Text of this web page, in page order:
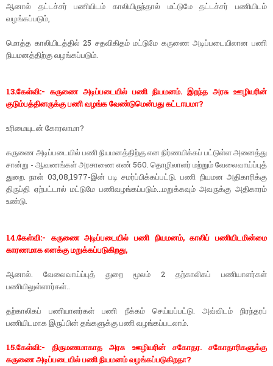
ஆனால் தட்டச்சர் பணியிடம் காலியிருந்தால் மட்டுமே தட்டச்சர் பணியிடம்
வழங்கப்படும்,
மொத்த காலியிடத்தில் 25 சதவிகிதம் மட்டுமே கருணை அடிப்படையிலான பணி
நியமனத்திற்கு வழங்கப்படும்.
13.கேள்வி:- கருணை அடிப்படையில் பணி நியமனம். இறந்த அரசு ஊழியரின்
குடும்பத்தினருக்கு பணி வழங்க வேண்டுமென்பது கட்டாயமா?
உரிமையுடன் கோரலாமா?
கருணை அடிப்படையில் பணி நியமனத்திற்கு என நிர்ணயிக்கப் பட்டுள்ள அனைத்து
சான்று - ஆவணங்கள் அரசாணை எண் 560. தொழிலாளர் மற்றும் வேலைவாய்ப்புத்
துறை. நாள் 03,08,1977-இன் படி சமர்ப்பிக்கப்பட்டு. பணி நியமன அதிகாரிக்கு
திருப்தி ஏற்பட்டால் மட்டுமே பணிவழங்கப்படும்...மறுக்கவும் அவருக்கு அதிகாரம்
உண்டு.
14.கேள்வி:- கருணை அடிப்படையில் பணி நியமனம், காலிப் பணியிடமின்மை
காரணமாக எனக்கு மறுக்கப்படுகிறது,
ஆனால். வேலைவாய்ப்புத் துறை மூலம் 2 தற்காலிகப் பணியாளர்கள்
பணியிலுள்ளார்கள்..
தற்காலிகப் பணியாளர்கள் பணி நீக்கம் செய்யப்பட்டு. அவ்விடம் நிரந்தரப்
பணியிடமாக இருப்பின் தங்களுக்கு பணி வழங்கப்படலாம்.
15.கேள்வி:- திருமணமாகாத அரசு ஊழியரின் சகோதர. சகோதாரிகளுக்கு
கருணை அடிப்படையில் பணி நியமனம் வழங்கப்படுகிறதா?